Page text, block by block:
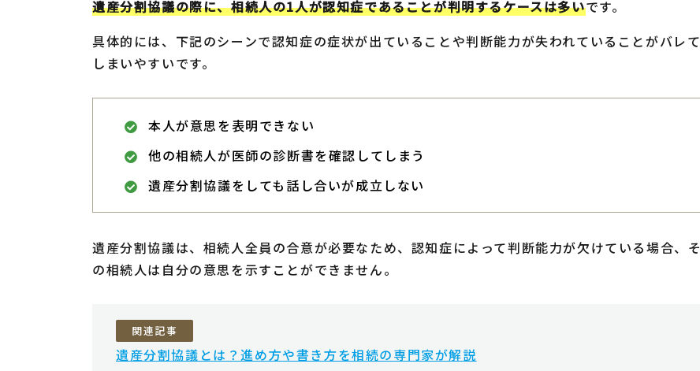
遺産分割協議の際に、相続人の1人が認知症であることが判明するケースは多いです。
具体的には、下記のシーンで認知症の症状が出ていることや判断能力が失われていることがバレて
しまいやすいです。
本人が意思を表明できない
他の相続人が医師の診断書を確認してしまう
遺産分割協議をしても話し合いが成立しない
遺産分割協議は、相続人全員の合意が必要なため、認知症によって判断能力が欠けている場合、そ
の相続人は自分の意思を示すことができません。
関連記事
遺産分割協議とは？進め方や書き方を相続の専門家が解説